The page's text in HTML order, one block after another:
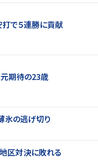
で５連勝に貢献
期待の23歳
氷の逃げ切り
区対決に敗れる